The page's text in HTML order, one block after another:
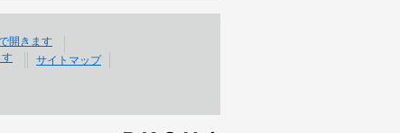
サイトマップ